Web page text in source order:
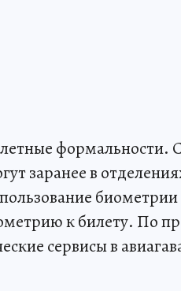
формальности.
заранее в
к билету. По
сервисы в